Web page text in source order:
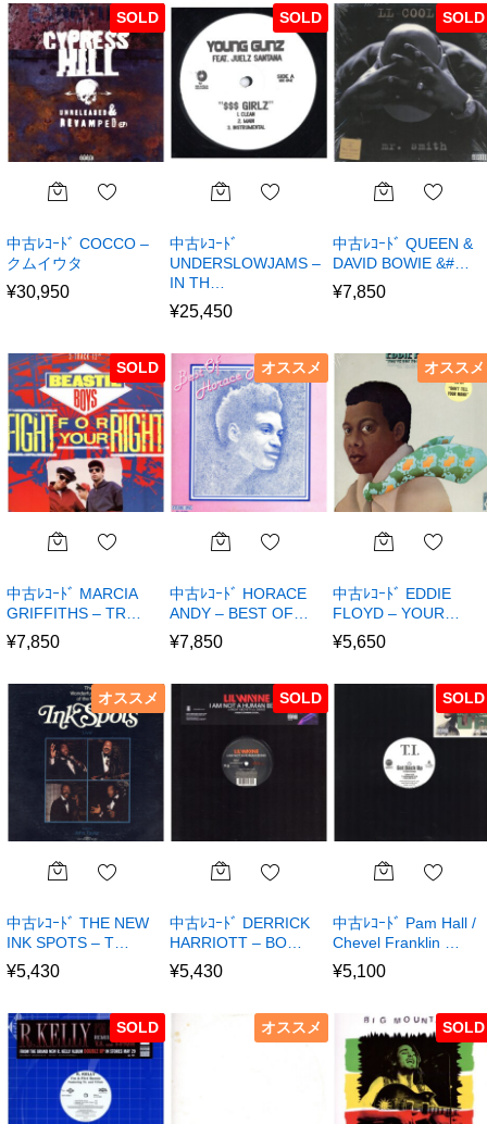
SOLD
中古ﾚｺｰﾄﾞ COCCO –
クムイウタ
¥30,950
SOLD
中古ﾚｺｰﾄﾞ
UNDERSLOWJAMS –
IN TH…
¥25,450
SOLD
中古ﾚｺｰﾄﾞ QUEEN &
DAVID BOWIE &#…
¥7,850
SOLD
中古ﾚｺｰﾄﾞ MARCIA
GRIFFITHS – TR…
¥7,850
オススメ
中古ﾚｺｰﾄﾞ HORACE
ANDY – BEST OF…
¥7,850
オススメ
中古ﾚｺｰﾄﾞ EDDIE
FLOYD – YOUR…
¥5,650
オススメ
中古ﾚｺｰﾄﾞ THE NEW
INK SPOTS – T…
¥5,430
SOLD
中古ﾚｺｰﾄﾞ DERRICK
HARRIOTT – BO…
¥5,430
SOLD
中古ﾚｺｰﾄﾞ Pam Hall /
Chevel Franklin …
¥5,100
SOLD オススメ SOLD